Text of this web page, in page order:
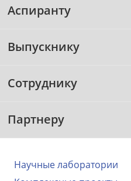
Аспиранту
Выпускнику
Сотруднику
Партнеру
Научные лаборатории